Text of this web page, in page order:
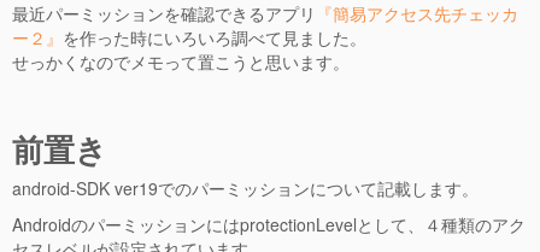
最近パーミッションを確認できるアプリ 『簡易アクセス先チェッカ
ー２』 を作った時にいろいろ調べて見ました。
せっかくなのでメモって置こうと思います。
前置き
android-SDK ver19でのパーミッションについて記載します。
AndroidのパーミッションにはprotectionLevelとして、４種類のアク